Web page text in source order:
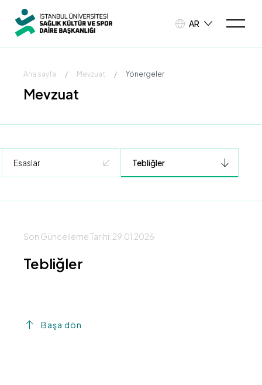
AR
Ana sayfa / Mevzuat / Yönergeler
Mevzuat
Esaslar Tebliğler
Son Güncelleme Tarihi: 29.01.2026
Tebliğler
Başa dön